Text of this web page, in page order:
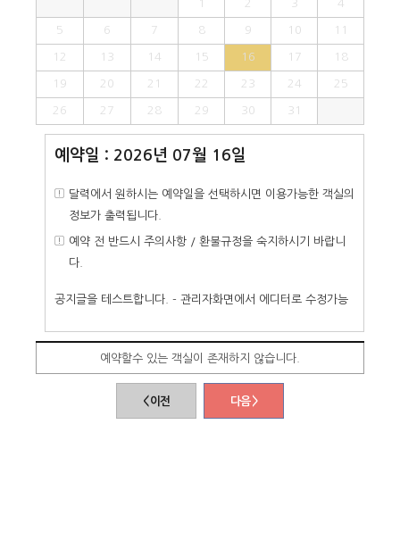
1 2 3 4
5 6 7 8 9 10 11
12 13 14 15 16 17 18
19 20 21 22 23 24 25
26 27 28 29 30 31
예약일 : 2026년 07월 16일
달력에서 원하시는 예약일을 선택하시면 이용가능한 객실의
정보가 출력됩니다.
예약 전 반드시 주의사항 / 환불규정을 숙지하시기 바랍니
다.
공지글을 테스트합니다. - 관리자화면에서 에디터로 수정가능
예약할수 있는 객실이 존재하지 않습니다.
< 이전 다음 >